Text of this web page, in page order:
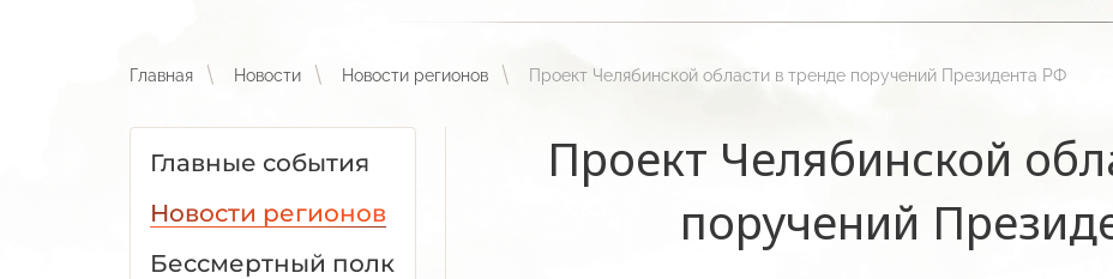
Главная Новости Новости регионов Проект Челябинской области в тренде поручений Президента РФ
Главные события
Новости регионов
Бессмертный полк
Проект Челябинской
поручений